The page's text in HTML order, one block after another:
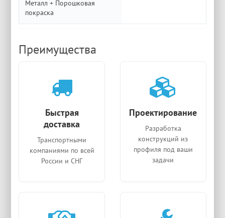
Металл + Порошковая
покраска
Преимущества
Быстрая
доставка
Транспортными
компаниями по всей
России и СНГ
Проектирование
Разработка
конструкций из
профиля под ваши
задачи